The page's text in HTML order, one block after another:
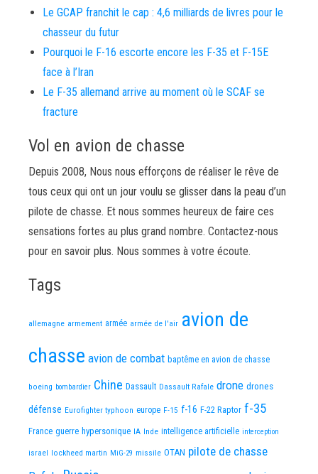
Le GCAP franchit le cap : 4,6 milliards de livres pour le
chasseur du futur
Pourquoi le F-16 escorte encore les F-35 et F-15E
face à l’Iran
Le F-35 allemand arrive au moment où le SCAF se
fracture
Vol en avion de chasse
Depuis 2008, Nous nous efforçons de réaliser le rêve de
tous ceux qui ont un jour voulu se glisser dans la peau d’un
pilote de chasse. Et nous sommes heureux de faire ces
sensations fortes au plus grand nombre. Contactez-nous
pour en savoir plus. Nous sommes à votre écoute.
Tags
allemagne armement armée armée de l'air avion de
chasse avion de combat baptême en avion de chasse
boeing bombardier Chine Dassault Dassault Rafale drone drones
défense Eurofighter typhoon europe F-15 f-16 F-22 Raptor f-35
France guerre hypersonique IA Inde intelligence artificielle interception
israel lockheed martin MiG-29 missile OTAN pilote de chasse